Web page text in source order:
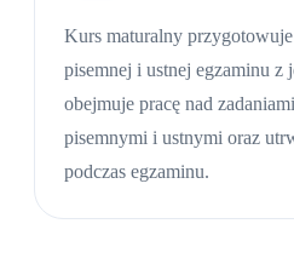
Kurs maturalny
pisemnej i ustnej egzaminu z
obejmuje pracę nad
pisemnymi i ustnymi oraz
podczas egzaminu.